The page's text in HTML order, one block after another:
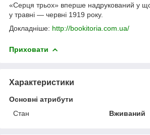
«Серця трьох» вперше надрукований у
у травні — червні 1919 року.
Докладніше: http://bookitoria.com.ua/
Приховати
Характеристики
Основні атрибути
Стан
Вживаний